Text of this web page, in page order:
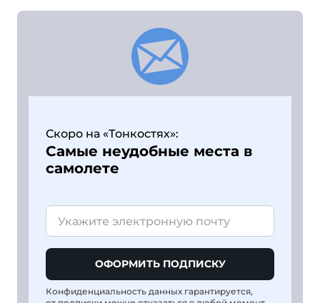
Скоро на «Тонкостях»:
Самые неудобные места в
самолете
ОФОРМИТЬ ПОДПИСКУ
Конфиденциальность данных гарантируется,